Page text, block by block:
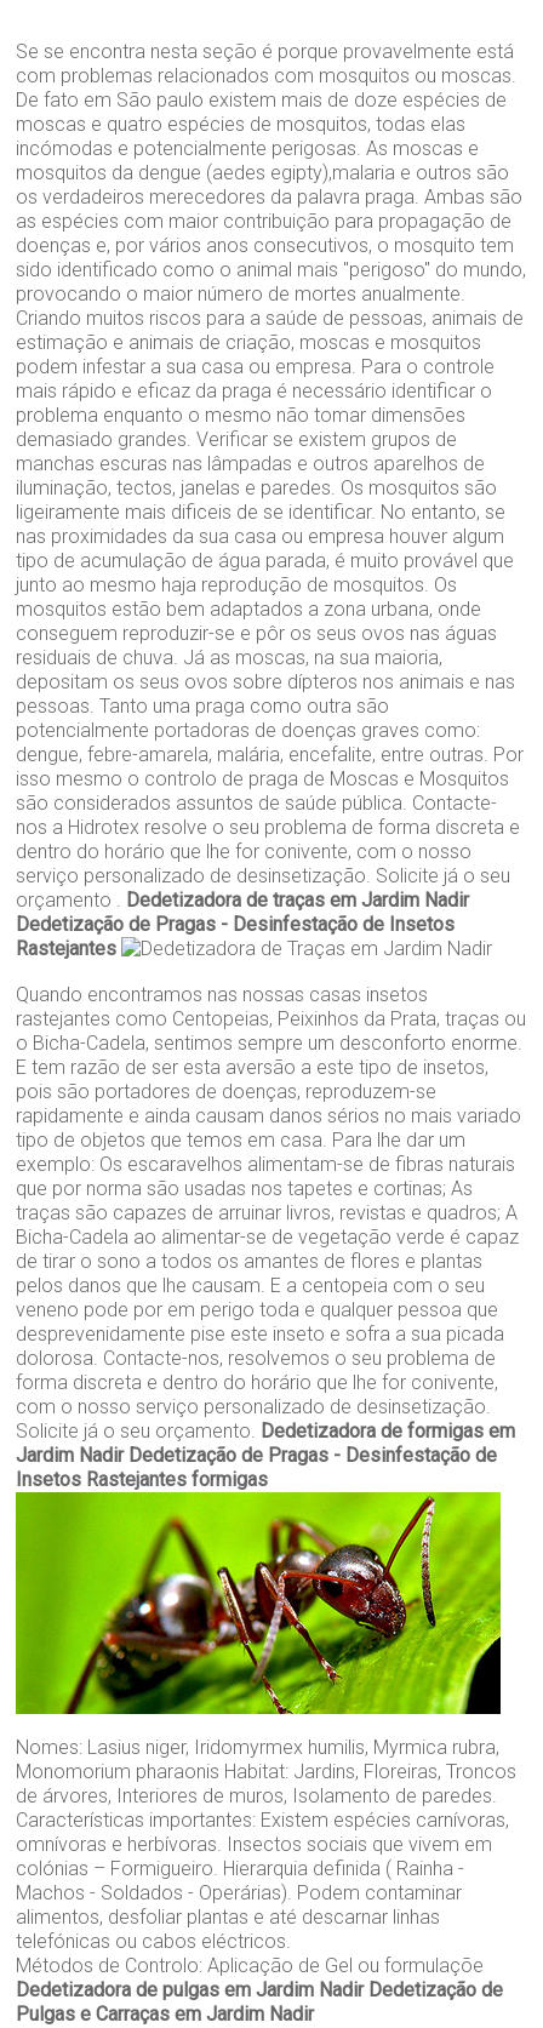
Se se encontra nesta seção é porque provavelmente está
com problemas relacionados com mosquitos ou moscas.
De fato em São paulo existem mais de doze espécies de
moscas e quatro espécies de mosquitos, todas elas
incómodas e potencialmente perigosas. As moscas e
mosquitos da dengue (aedes egipty),malaria e outros são
os verdadeiros merecedores da palavra praga. Ambas são
as espécies com maior contribuição para propagação de
doenças e, por vários anos consecutivos, o mosquito tem
sido identificado como o animal mais "perigoso" do mundo,
provocando o maior número de mortes anualmente.
Criando muitos riscos para a saúde de pessoas, animais de
estimação e animais de criação, moscas e mosquitos
podem infestar a sua casa ou empresa. Para o controle
mais rápido e eficaz da praga é necessário identificar o
problema enquanto o mesmo não tomar dimensões
demasiado grandes. Verificar se existem grupos de
manchas escuras nas lâmpadas e outros aparelhos de
iluminação, tectos, janelas e paredes. Os mosquitos são
ligeiramente mais dificeis de se identificar. No entanto, se
nas proximidades da sua casa ou empresa houver algum
tipo de acumulação de água parada, é muito provável que
junto ao mesmo haja reprodução de mosquitos. Os
mosquitos estão bem adaptados a zona urbana, onde
conseguem reproduzir-se e pôr os seus ovos nas águas
residuais de chuva. Já as moscas, na sua maioria,
depositam os seus ovos sobre dípteros nos animais e nas
pessoas. Tanto uma praga como outra são
potencialmente portadoras de doenças graves como:
dengue, febre-amarela, malária, encefalite, entre outras. Por
isso mesmo o controlo de praga de Moscas e Mosquitos
são considerados assuntos de saúde pública. Contacte-
nos a Hidrotex resolve o seu problema de forma discreta e
dentro do horário que lhe for conivente, com o nosso
serviço personalizado de desinsetização. Solicite já o seu
orçamento . Dedetizadora de traças em Jardim Nadir
Dedetização de Pragas - Desinfestação de Insetos
Rastejantes
Quando encontramos nas nossas casas insetos
rastejantes como Centopeias, Peixinhos da Prata, traças ou
o Bicha-Cadela, sentimos sempre um desconforto enorme.
E tem razão de ser esta aversão a este tipo de insetos,
pois são portadores de doenças, reproduzem-se
rapidamente e ainda causam danos sérios no mais variado
tipo de objetos que temos em casa. Para lhe dar um
exemplo: Os escaravelhos alimentam-se de fibras naturais
que por norma são usadas nos tapetes e cortinas; As
traças são capazes de arruinar livros, revistas e quadros; A
Bicha-Cadela ao alimentar-se de vegetação verde é capaz
de tirar o sono a todos os amantes de flores e plantas
pelos danos que lhe causam. E a centopeia com o seu
veneno pode por em perigo toda e qualquer pessoa que
desprevenidamente pise este inseto e sofra a sua picada
dolorosa. Contacte-nos, resolvemos o seu problema de
forma discreta e dentro do horário que lhe for conivente,
com o nosso serviço personalizado de desinsetização.
Solicite já o seu orçamento. Dedetizadora de formigas em
Jardim Nadir Dedetização de Pragas - Desinfestação de
Insetos Rastejantes formigas
Nomes: Lasius niger, Iridomyrmex humilis, Myrmica rubra,
Monomorium pharaonis Habitat: Jardins, Floreiras, Troncos
de árvores, Interiores de muros, Isolamento de paredes.
Características importantes: Existem espécies carnívoras,
omnívoras e herbívoras. Insectos sociais que vivem em
colónias – Formigueiro. Hierarquia definida ( Rainha -
Machos - Soldados - Operárias). Podem contaminar
alimentos, desfoliar plantas e até descarnar linhas
telefónicas ou cabos eléctricos.
Métodos de Controlo: Aplicação de Gel ou formulaçõe
Dedetizadora de pulgas em Jardim Nadir Dedetização de
Pulgas e Carraças em Jardim Nadir